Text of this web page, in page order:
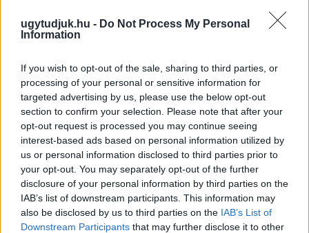
ugytudjuk.hu - Do Not Process My Personal
Information
If you wish to opt-out of the sale, sharing to third parties, or
processing of your personal or sensitive information for
targeted advertising by us, please use the below opt-out
section to confirm your selection. Please note that after your
opt-out request is processed you may continue seeing
interest-based ads based on personal information utilized by
us or personal information disclosed to third parties prior to
your opt-out. You may separately opt-out of the further
disclosure of your personal information by third parties on the
IAB’s list of downstream participants. This information may
also be disclosed by us to third parties on the IAB’s List of
Downstream Participants that may further disclose it to other
A vádirat szerint a baleset után nem állt meg, nem értesítette a
hatóságokat, a megrongálódott jelzőberendezés pedig
VÁDAT EMELT A GYŐRI ÜGYÉSZSÉG AZ ELLEN
AZ ÓVÁRI FÉRFI ELLEN, AKI ELÜTÖTT EGY
KERÉKPÁROS GYEREKET, MAJD ELHAJTOTT A
HELYSZÍNRŐL
2026. Április. 21. 12:36
A sofőr a balesetben nem a sérülttel foglalkozott, hanem
levette az autója első rendszámát, és elhajtott a helyszínről.
VÁDAT EMELT A GYŐRI ÜGYÉSZSÉG EGY 44
ÉVES FÉRFI ELLEN, AKI FIGYELMETLENSÉGE
MIATT ÁTMENT A PIROSON, AMINEK SÚLYOS
BALESET LETT AZ EREDMÉNYE